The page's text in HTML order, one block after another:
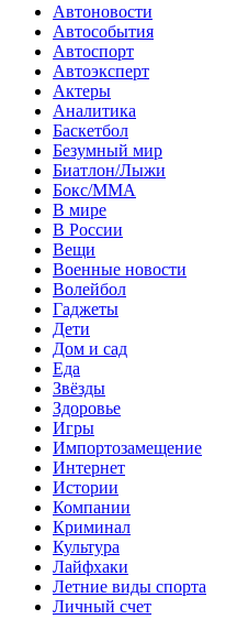
Автоновости
Автособытия
Автоспорт
Автоэксперт
Актеры
Аналитика
Баскетбол
Безумный мир
Биатлон/Лыжи
Бокс/MMA
В мире
В России
Вещи
Военные новости
Волейбол
Гаджеты
Дети
Дом и сад
Еда
Звёзды
Здоровье
Игры
Импортозамещение
Интернет
Истории
Компании
Криминал
Культура
Лайфхаки
Летние виды спорта
Личный счет